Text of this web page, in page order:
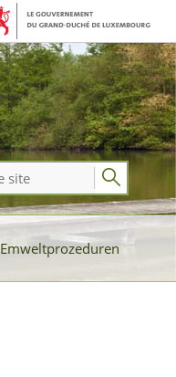
Emweltprozeduren